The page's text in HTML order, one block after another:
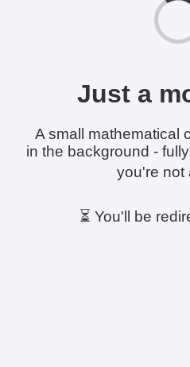
Just a
A small mathematical
in the background -
you're not
⏳ You'll be